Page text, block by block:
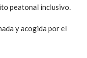
peatonal inclusivo.
y acogida por el